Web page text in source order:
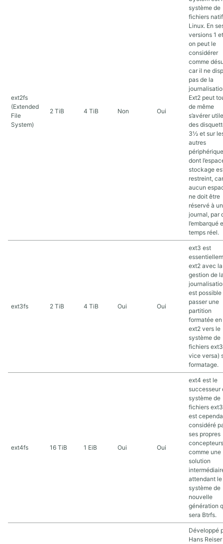
ext2fs
(Extended
File
System)
2 TiB 4 TiB Non Oui
système de
fichiers
Linux. En
versions 1
on peut le
considérer
comme
car il ne
pas de la
Ext2 peut
de même
s’avérer
des
3½ et sur
autres
dont
stockage
restreint, car
aucun
ne doit être
réservé à un
journal, par
l’embarqué
temps réel.
ext3fs 2 TiB 4 TiB Oui Oui
ext3 est
ext2 avec la
gestion de
est possible
passer une
partition
formatée en
ext2 vers le
système de
fichiers
vice versa)
formatage.
ext4fs 16 TiB 1 EiB Oui Oui
ext4 est le
successeur
système de
fichiers
est
considéré
ses propres
concepteurs
comme une
solution
attendant
système de
nouvelle
génération
sera Btrfs.
Développé
Hans